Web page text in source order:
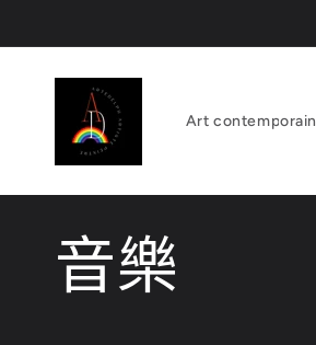
Art contemporain
商
音樂